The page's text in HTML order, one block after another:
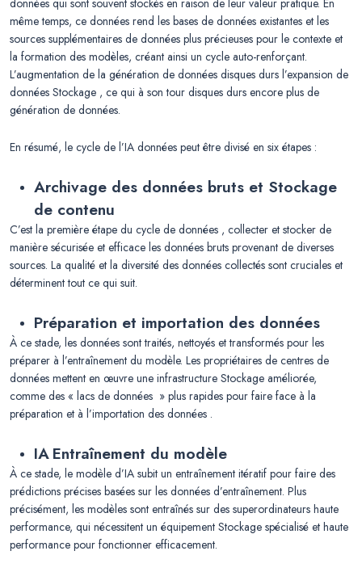
données qui sont souvent stockés en raison de leur valeur pratique. En
même temps, ce données rend les bases de données existantes et les
sources supplémentaires de données plus précieuses pour le contexte et
la formation des modèles, créant ainsi un cycle auto-renforçant.
L’augmentation de la génération de données disques durs l’expansion de
données Stockage , ce qui à son tour disques durs encore plus de
génération de données.
En résumé, le cycle de l’IA données peut être divisé en six étapes :
Archivage des données bruts et Stockage
de contenu
C’est la première étape du cycle de données , collecter et stocker de
manière sécurisée et efficace les données bruts provenant de diverses
sources. La qualité et la diversité des données collectés sont cruciales et
déterminent tout ce qui suit.
Préparation et importation des données
À ce stade, les données sont traités, nettoyés et transformés pour les
préparer à l’entraînement du modèle. Les propriétaires de centres de
données mettent en œuvre une infrastructure Stockage améliorée,
comme des « lacs de données » plus rapides pour faire face à la
préparation et à l’importation des données .
IAEntraînement du modèle
À ce stade, le modèle d’IA subit un entraînement itératif pour faire des
prédictions précises basées sur les données d’entraînement. Plus
précisément, les modèles sont entraînés sur des superordinateurs haute
performance, qui nécessitent un équipement Stockage spécialisé et haute
performance pour fonctionner efficacement.